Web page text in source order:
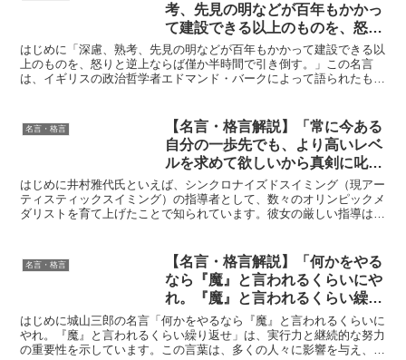
考、先見の明などが百年もかかっ
て建設できる以上のものを、怒り
と逆上ならば僅か半時間で引き倒
す。」by バークの深い意味と得
られる教訓
はじめに「深慮、熟考、先見の明などが百年もかかって建設できる以
上のものを、怒りと逆上ならば僅か半時間で引き倒す。」この名言
は、イギリスの政治哲学者エドマンド・バークによって語られたもの
名言・格言
【名言・格言解説】「常に今ある
自分の一歩先でも、より高いレベ
ルを求めて欲しいから真剣に叱る
のです。」by 井村雅代の深い意
味と得られる教訓
はじめに井村雅代氏といえば、シンクロナイズドスイミング（現アー
ティスティックスイミング）の指導者として、数々のオリンピックメ
ダリストを育て上げたことで知られています。彼女の厳しい指導は、
名言・格言
【名言・格言解説】「何かをやる
なら『魔』と言われるくらいにや
れ。『魔』と言われるくらい繰り
返せ」by 城山三郎の深い意味と
得られる教訓
はじめに城山三郎の名言「何かをやるなら『魔』と言われるくらいに
やれ。『魔』と言われるくらい繰り返せ」は、実行力と継続的な努力
の重要性を示しています。この言葉は、多くの人々に影響を与え、自